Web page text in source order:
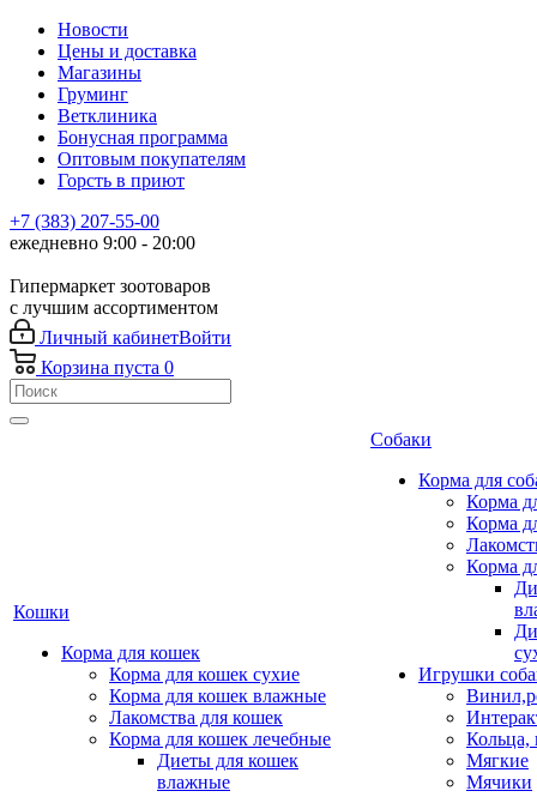
Новости
Цены и доставка
Магазины
Груминг
Ветклиника
Бонусная программа
Оптовым покупателям
Горсть в приют
+7 (383) 207-55-00
ежедневно 9:00 - 20:00
Гипермаркет зоотоваров
с лучшим ассортиментом
Личный кабинетВойти
Корзина пуста 0
Кошки
Корма для кошек
Корма для кошек сухие
Корма для кошек влажные
Лакомства для кошек
Корма для кошек лечебные
Диеты для кошек
влажные
Собаки
Корма для
Корма
Корма
Корма
Игрушки
Кольца,
Мягкие
Мячики